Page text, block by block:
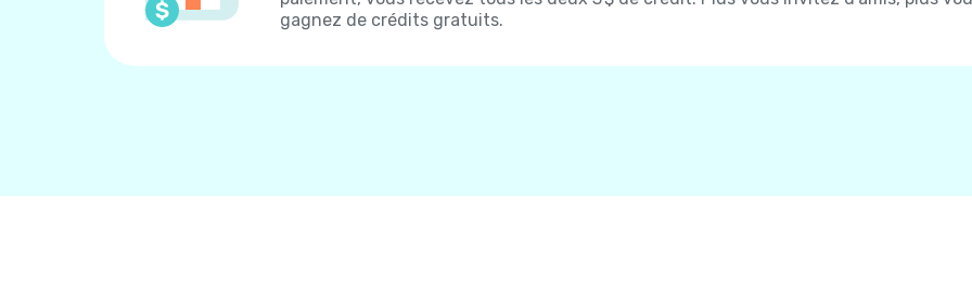
gagnez de crédits gratuits.